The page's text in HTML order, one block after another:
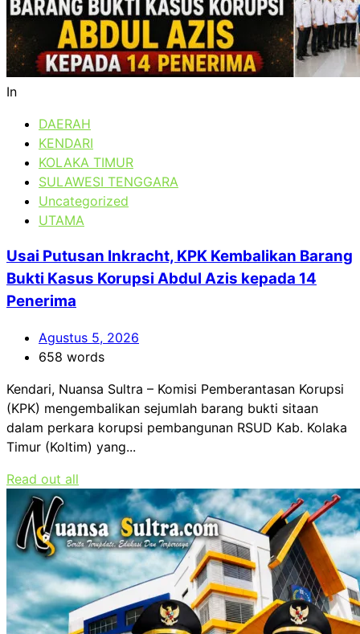
In
DAERAH
KENDARI
KOLAKA TIMUR
SULAWESI TENGGARA
Uncategorized
UTAMA
Usai Putusan Inkracht, KPK Kembalikan Barang
Bukti Kasus Korupsi Abdul Azis kepada 14
Penerima
Agustus 5, 2026
658 words
Kendari, Nuansa Sultra – Komisi Pemberantasan Korupsi
(KPK) mengembalikan sejumlah barang bukti sitaan
dalam perkara korupsi pembangunan RSUD Kab. Kolaka
Timur (Koltim) yang...
Read out all